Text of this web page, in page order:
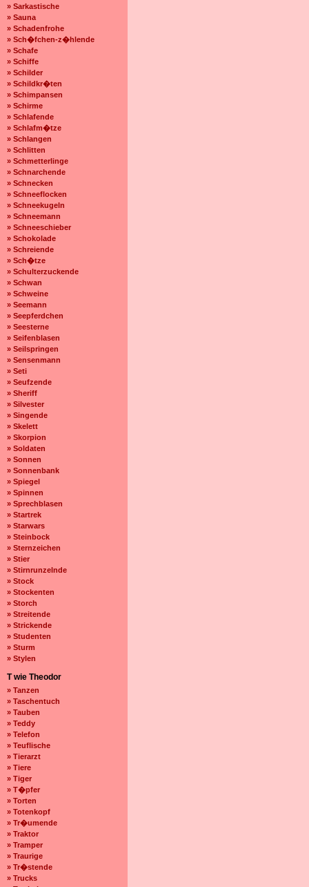
» Sarkastische
» Sauna
» Schadenfrohe
» Sch�fchen-z�hlende
» Schafe
» Schiffe
» Schilder
» Schildkr�ten
» Schimpansen
» Schirme
» Schlafende
» Schlafm�tze
» Schlangen
» Schlitten
» Schmetterlinge
» Schnarchende
» Schnecken
» Schneeflocken
» Schneekugeln
» Schneemann
» Schneeschieber
» Schokolade
» Schreiende
» Sch�tze
» Schulterzuckende
» Schwan
» Schweine
» Seemann
» Seepferdchen
» Seesterne
» Seifenblasen
» Seilspringen
» Sensenmann
» Seti
» Seufzende
» Sheriff
» Silvester
» Singende
» Skelett
» Skorpion
» Soldaten
» Sonnen
» Sonnenbank
» Spiegel
» Spinnen
» Sprechblasen
» Startrek
» Starwars
» Steinbock
» Sternzeichen
» Stier
» Stirnrunzelnde
» Stock
» Stockenten
» Storch
» Streitende
» Strickende
» Studenten
» Sturm
» Stylen
T wie Theodor
» Tanzen
» Taschentuch
» Tauben
» Teddy
» Telefon
» Teuflische
» Tierarzt
» Tiere
» Tiger
» T�pfer
» Torten
» Totenkopf
» Tr�umende
» Traktor
» Tramper
» Traurige
» Tr�stende
» Trucks